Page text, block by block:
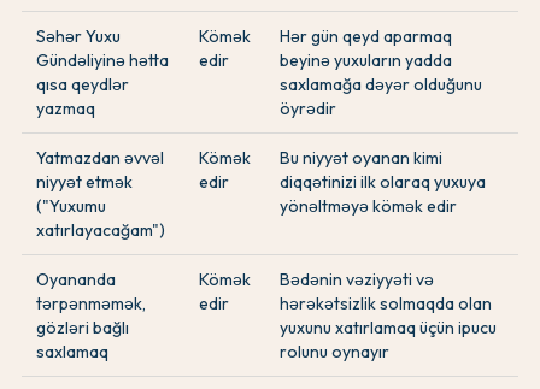
Səhər Yuxu
Gündəliyinə hətta
qısa qeydlər
yazmaq
Kömək
edir
Hər gün qeyd aparmaq
beyinə yuxuların yadda
saxlamağa dəyər olduğunu
öyrədir
Yatmazdan əvvəl
niyyət etmək
("Yuxumu
xatırlayacağam")
Kömək
edir
Bu niyyət oyanan kimi
diqqətinizi ilk olaraq yuxuya
yönəltməyə kömək edir
Oyananda
tərpənməmək,
gözləri bağlı
saxlamaq
Kömək
edir
Bədənin vəziyyəti və
hərəkətsizlik solmaqda olan
yuxunu xatırlamaq üçün ipucu
rolunu oynayır